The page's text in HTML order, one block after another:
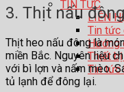
TIN TỨC
LIÊN
Tin tức
Hướng
Thiết
Tin tức
3. Thịt nấu
Thịt heo nấu đông là
miền Bắc. Nguyên liệu
với bì lợn và nấm mèo.
tủ lạnh để đông lại.